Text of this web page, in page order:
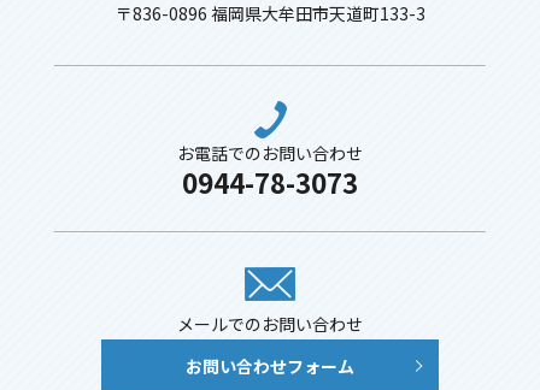
〒836-0896 福岡県大牟田市天道町133-3
お電話でのお問い合わせ
0944-78-3073
メールでのお問い合わせ
お問い合わせフォーム